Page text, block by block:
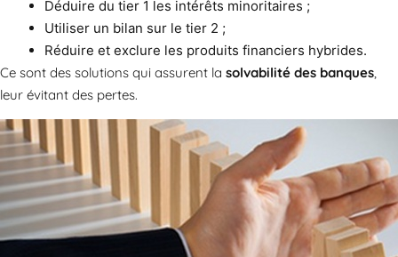
Déduire du tier 1 les intérêts minoritaires ;
Utiliser un bilan sur le tier 2 ;
Réduire et exclure les produits financiers hybrides.
Ce sont des solutions qui assurent la solvabilité des banques,
leur évitant des pertes.